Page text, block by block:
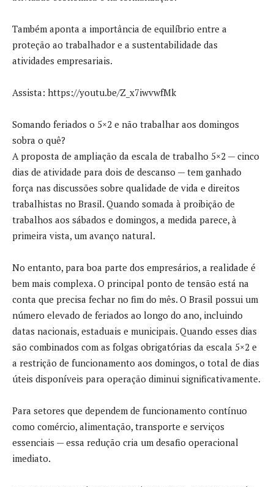
Também aponta a importância de equilíbrio entre a
proteção ao trabalhador e a sustentabilidade das
atividades empresariais.
Assista: https://youtu.be/Z_x7iwvwfMk
Somando feriados o 5×2 e não trabalhar aos domingos
sobra o quê?
A proposta de ampliação da escala de trabalho 5×2 — cinco
dias de atividade para dois de descanso — tem ganhado
força nas discussões sobre qualidade de vida e direitos
trabalhistas no Brasil. Quando somada à proibição de
trabalhos aos sábados e domingos, a medida parece, à
primeira vista, um avanço natural.
No entanto, para boa parte dos empresários, a realidade é
bem mais complexa. O principal ponto de tensão está na
conta que precisa fechar no fim do mês. O Brasil possui um
número elevado de feriados ao longo do ano, incluindo
datas nacionais, estaduais e municipais. Quando esses dias
são combinados com as folgas obrigatórias da escala 5×2 e
a restrição de funcionamento aos domingos, o total de dias
úteis disponíveis para operação diminui significativamente.
Para setores que dependem de funcionamento contínuo
como comércio, alimentação, transporte e serviços
essenciais — essa redução cria um desafio operacional
imediato.